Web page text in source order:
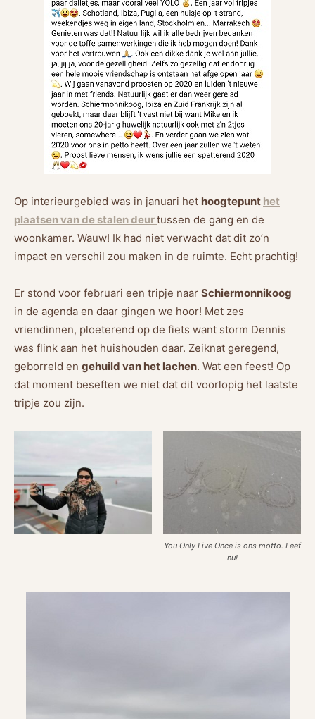
Op interieurgebied was in januari het hoogtepunt het
plaatsen van de stalen deurtussen de gang en de
woonkamer. Wauw! Ik had niet verwacht dat dit zo’n
impact en verschil zou maken in de ruimte. Echt prachtig!
Er stond voor februari een tripje naar Schiermonnikoog
in de agenda en daar gingen we hoor! Met zes
vriendinnen, ploeterend op de fiets want storm Dennis
was flink aan het huishouden daar. Zeiknat geregend,
geborreld en gehuild van het lachen. Wat een feest! Op
dat moment beseften we niet dat dit voorlopig het laatste
tripje zou zijn.
You Only Live Once is ons motto. Leef
nu!